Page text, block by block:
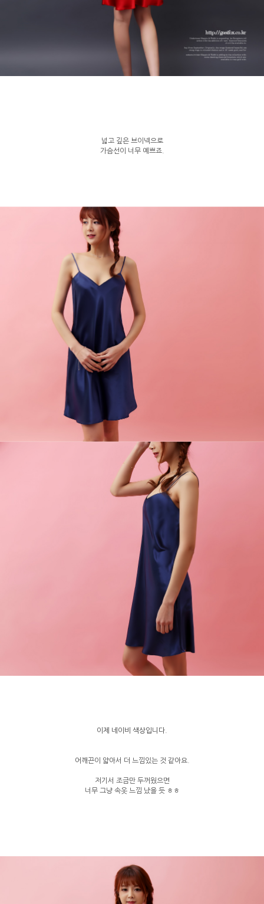
넓고 깊은 브이넥으로
가슴선이 너무 예쁘죠.
이제 네이비 색상입니다.
어깨끈이 얇아서 더 느낌있는 것 같아요.
저기서 조금만 두꺼웠으면
너무 그냥 속옷 느낌 났을 듯 ㅎㅎ